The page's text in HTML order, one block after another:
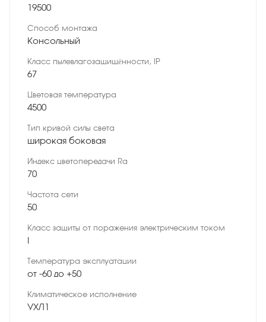
19500
Способ монтажа
Консольный
Класс пылевлагозащищённости, IP
67
Цветовая температура
4500
Тип кривой силы света
широкая боковая
Индекс цветопередачи Ra
70
Частота сети
50
Класс защиты от поражения электрическим током
I
Температура эксплуатации
от -60 до +50
Климатическое исполнение
УХЛ1